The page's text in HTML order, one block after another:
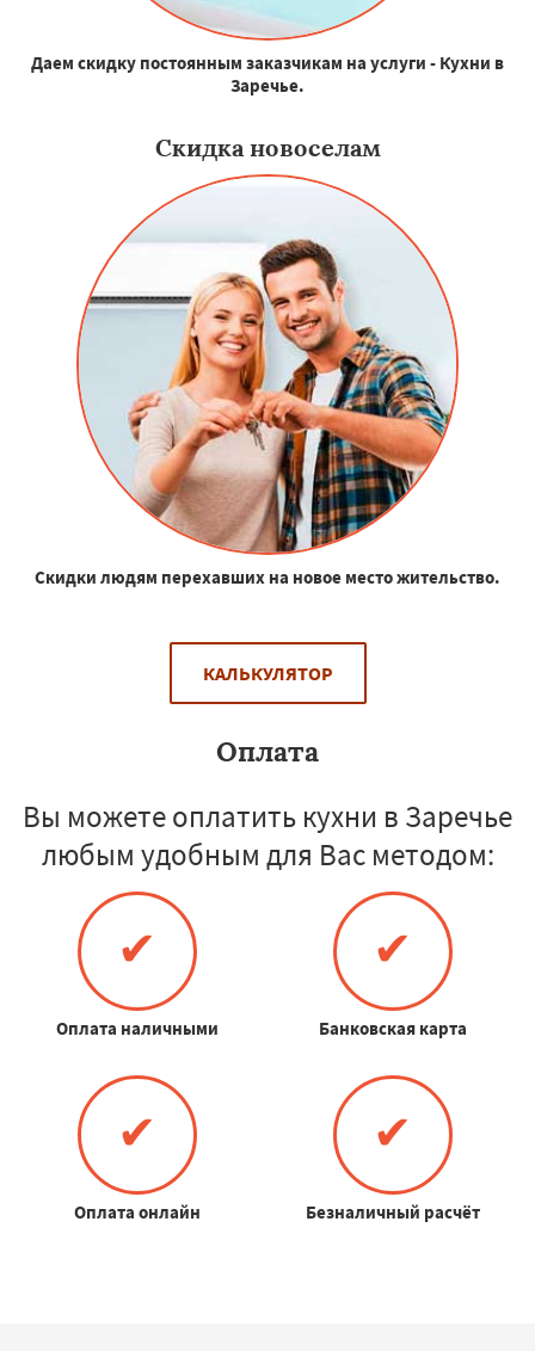
Даем скидку постоянным заказчикам на услуги - Кухни в
Заречье.
Скидка новоселам
Скидки людям перехавших на новое место жительство.
КАЛЬКУЛЯТОР
Оплата
Вы можете оплатить кухни в Заречье
любым удобным для Вас методом:
✔
Оплата наличными
✔
Банковская карта
✔
Оплата онлайн
✔
Безналичный расчёт